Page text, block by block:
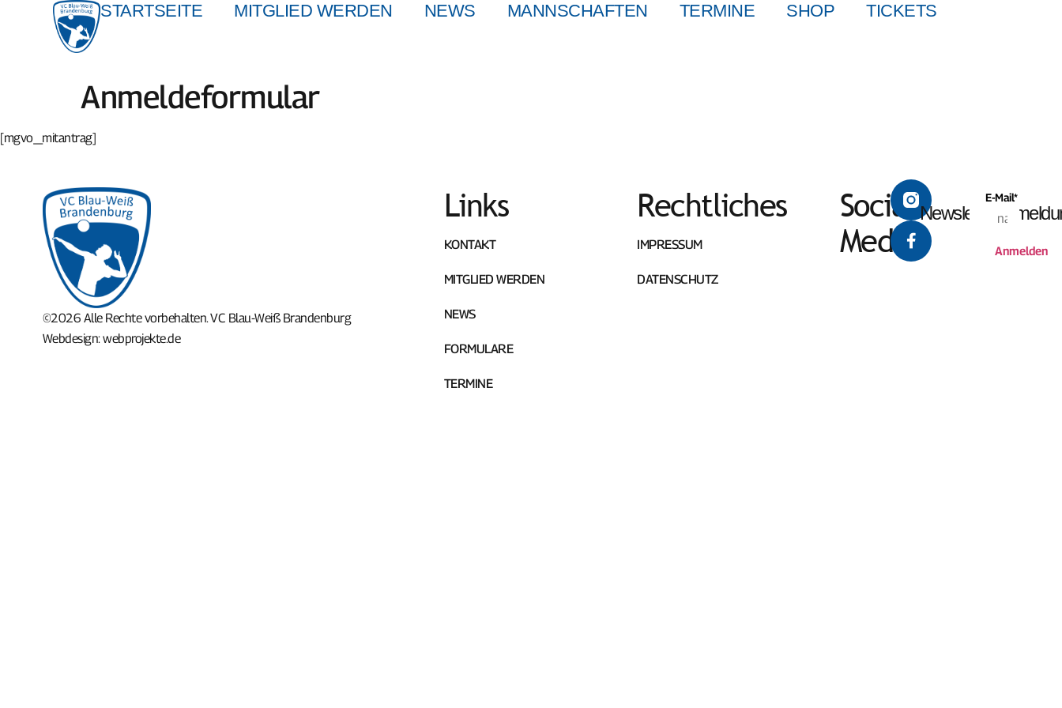
STARTSEITE MITGLIED WERDEN NEWS MANNSCHAFTEN TERMINE SHOP TICKETS
Anmeldeformular
[mgvo_mitantrag]
©2026 Alle Rechte vorbehalten. VC Blau-Weiß Brandenburg
Webdesign:webprojekte.de
Links
KONTAKT
MITGLIED WERDEN
NEWS
FORMULARE
TERMINE
Rechtliches
IMPRESSUM
DATENSCHUTZ
Social
Media
E-Mail*
Anmelden